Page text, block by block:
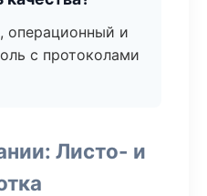
операционный и
с протоколами
Листо- и